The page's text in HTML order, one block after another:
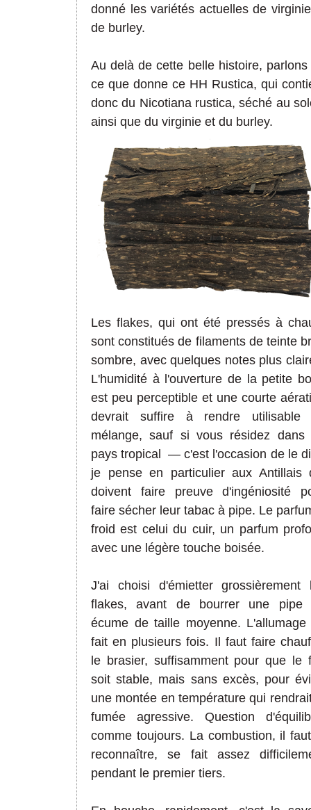
donné les variétés actuelles de
de burley.
Au delà de cette belle histoire, parlons
ce que donne ce HH Rustica, qui
donc du Nicotiana rustica, séché au
ainsi que du virginie et du burley.
Les flakes, qui ont été pressés à
sont constitués de filaments de teinte
sombre, avec quelques notes plus
L'humidité à l'ouverture de la petite
est peu perceptible et une courte
devrait suffire à rendre utilisable
mélange, sauf si vous résidez dans
pays tropical
—c'est l'occasion de le
je pense en particulier aux Antillais
doivent faire preuve d'ingéniosité
faire sécher leur tabac à pipe. Le
froid est celui du cuir, un parfum
avec une légère touche boisée.
J'ai choisi d'émietter grossièrement
flakes, avant de bourrer une pipe
écume de taille moyenne. L'allumage
fait en plusieurs fois. Il faut faire
le brasier, suffisamment pour que le
soit stable, mais sans excès, pour
une montée en température qui
fumée agressive. Question
comme toujours. La combustion, il
reconnaître, se fait assez
pendant le premier tiers.